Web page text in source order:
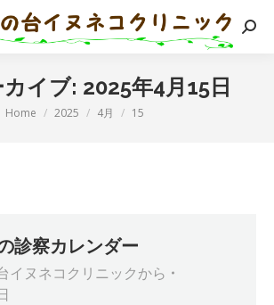
検
カイブ: 2025年4月15日
現在地:
Home 2025 4月 15
診察カレンダー
イヌネコクリニックから